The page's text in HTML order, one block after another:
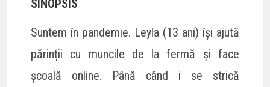
SINOPSIS
Suntem în pandemie. Leyla (13 ani) își ajută
părinții cu muncile de la fermă și face
școală online. Până când i se strică